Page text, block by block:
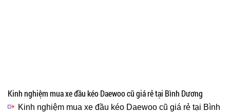
Kinh nghiệm mua xe đầu kéo Daewoo cũ giá rẻ tại Bình Dương
Kinh nghiệm mua xe đầu kéo Daewoo cũ giá rẻ tại Bình